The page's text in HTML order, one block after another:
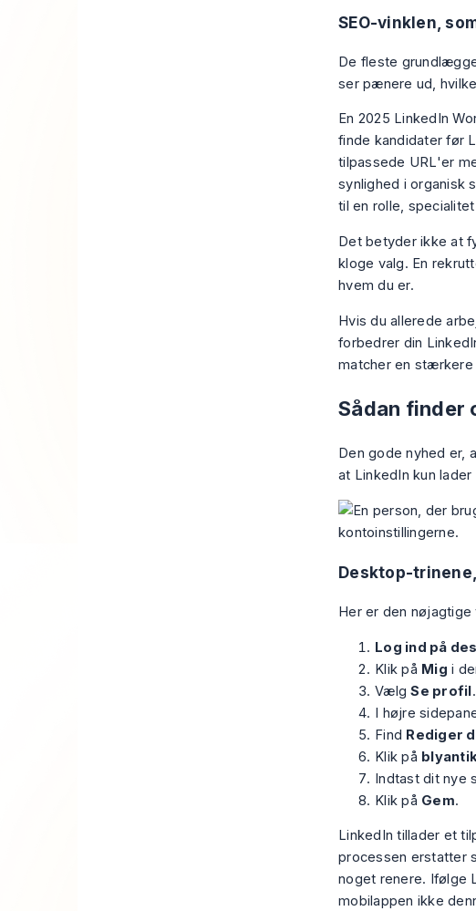
SEO-vinklen,
De fleste
ser pænere ud,
En 2025 LinkedIn
finde kandidater før
tilpassede URL'er
synlighed i organisk
til en rolle,
Det betyder ikke at
kloge valg. En
hvem du er.
Hvis du allerede
forbedrer din
matcher en stærkere
Sådan finder
Den gode nyhed er,
at LinkedIn kun
Desktop-
Her er den nøjagtige
Log ind på
Klik på Mig i
VælgSe profil.
I højre
Find Rediger
Klik på
Indtast dit nye
Klik på Gem.
LinkedIn tillader et
processen erstatter
noget renere. Ifølge
mobilappen ikke